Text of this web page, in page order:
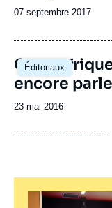
Date
publication
07 septembre 2017
Éditoriaux
encore
Date
publication
23 mai 2016